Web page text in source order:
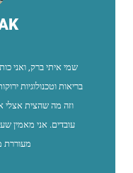
בריאות וטכנולוגיות
וזה מה שהצית אצלי
עובדים. אני מאמין
מעוררת